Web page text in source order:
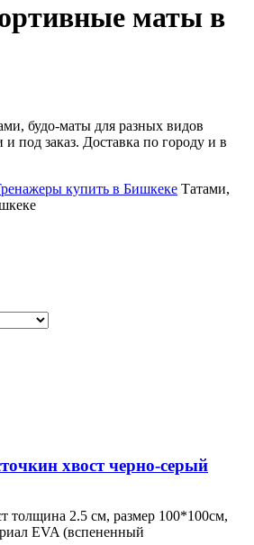
маты в
будо-маты для разных видов
под заказ. Доставка по городу и в
купить в Бишкеке Татами,
хвост черно-серый
толщина 2.5 см, размер 100*100см,
EVA (вспененный